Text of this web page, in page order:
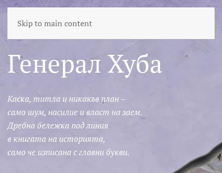
Skip to main content
Генерал Хуба
Каска, титла и никакъв план –
само шум, насилие и власт на заем.
Дребна бележка под линия
в книгата на историята,
само че изписана с главни букви.